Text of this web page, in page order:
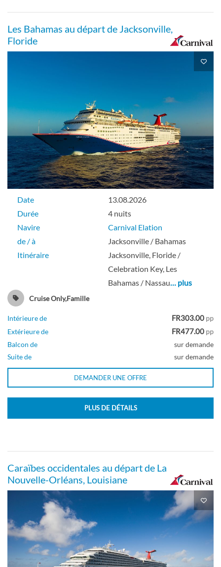
Les Bahamas au départ de Jacksonville,
Floride
Date
13.08.2026
Durée
4 nuits
Navire
Carnival Elation
de / à
Jacksonville / Bahamas
Itinéraire
Jacksonville, Floride /
Celebration Key, Les
Bahamas / Nassau… plus
Cruise Only,Famille
Intérieure de FR303.00 pp
Extérieure de
FR477.00 pp
Balcon de
sur demande
Suite de
sur demande
DEMANDER UNE OFFRE
PLUS DE DÉTAILS
Caraïbes occidentales au départ de La
Nouvelle-Orléans, Louisiane